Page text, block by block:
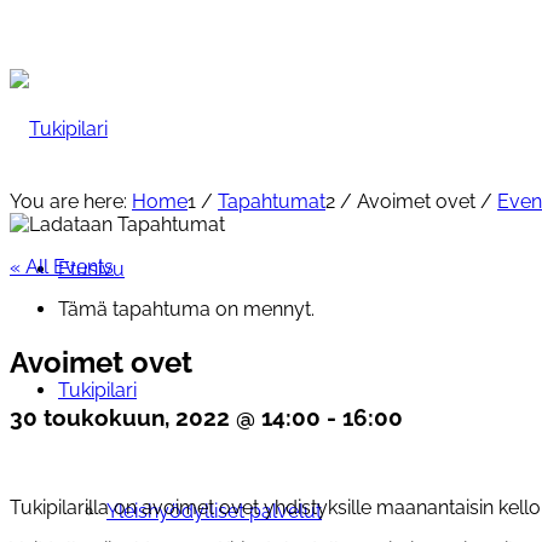
Etusivu
Tukipilari
Yleishyödylliset palvelut
You are here: Home1 / Tapahtumat2 / Avoimet ovet /
« All Events
Tämä tapahtuma on mennyt.
Avoimet ovet
30 toukokuun, 2022 @ 14:00 - 16:00
Tukipilarilla on avoimet ovet yhdistyksille maanantaisin kello